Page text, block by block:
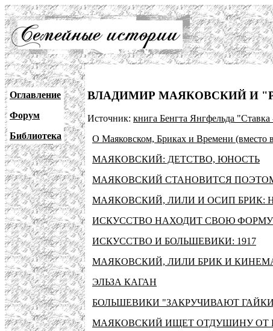
Оглавление
Форум
Библиотека
ВЛАДИМИР МАЯКОВСКИЙ И
Источник: книга Бенгта Янгфельда
О Маяковском, Бриках и Времени (вместо
МАЯКОВСКИЙ: ДЕТСТВО, ЮНОСТЬ
МАЯКОВСКИЙ СТАНОВИТСЯ
МАЯКОВСКИЙ, ЛИЛИ И ОСИП БРИК:
ИСКУССТВО НАХОДИТ СВОЮ ФОРМУ
ИСКУССТВО И БОЛЬШЕВИКИ: 1917
МАЯКОВСКИЙ, ЛИЛИ БРИК И
ЭЛЬЗА КАГАН
БОЛЬШЕВИКИ "ЗАКРУЧИВАЮТ
МАЯКОВСКИЙ ИЩЕТ ОТДУШИНУ ОТ